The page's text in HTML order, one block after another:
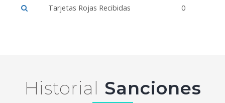
Tarjetas Rojas Recibidas 0
Historial Sanciones